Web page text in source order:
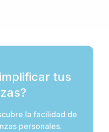
tus
la facilidad de
personales.